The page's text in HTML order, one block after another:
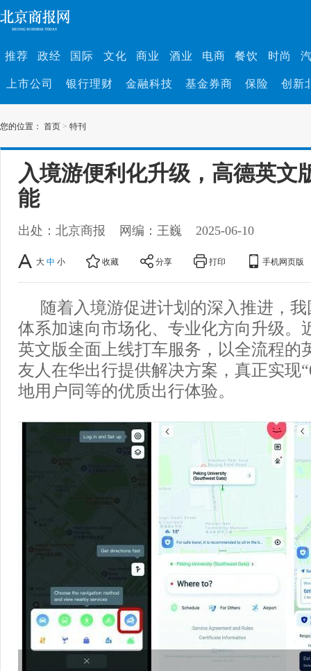
推荐 政经 国际 文化 商业 酒业 电商 餐饮 时尚
上市公司 银行理财 金融科技 基金券商 保险 创新
您的位置： 首页 > 特刊
入境游便利化升级，高德英文
能
出处：北京商报 网编：王巍 2025-06-10
大 中 小 收藏 分享 打印 手机网页版
随着入境游促进计划的深入推进，
体系加速向市场化、专业化方向升级。
英文版全面上线打车服务，以全流程的
友人在华出行提供解决方案，真正实现
地用户同等的优质出行体验。